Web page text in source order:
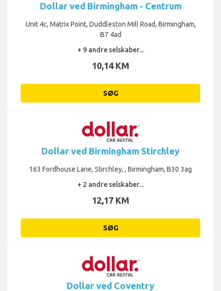
Dollar ved Birmingham - Centrum
Unit 4c, Matrix Point, Duddleston Mill Road, Birmingham,
B7 4ad
+ 9 andre selskaber...
10,14 KM
SØG
Dollar ved Birmingham Stirchley
163 Fordhouse Lane, Stirchley, , Birmingham, B30 3ag
+ 2 andre selskaber...
12,17 KM
SØG
Dollar ved Coventry